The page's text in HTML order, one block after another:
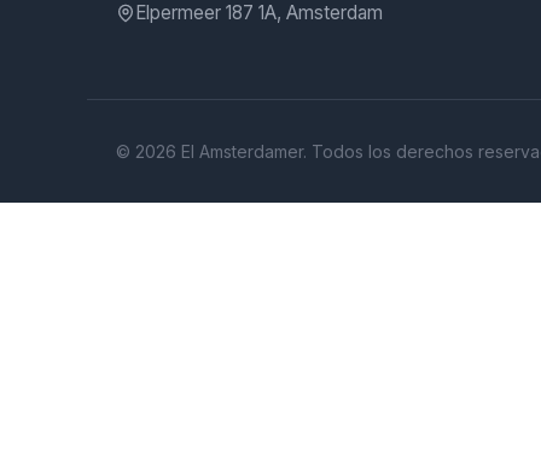
Elpermeer 187 1A, Amsterdam
© 2026 El Amsterdamer. Todos los derechos